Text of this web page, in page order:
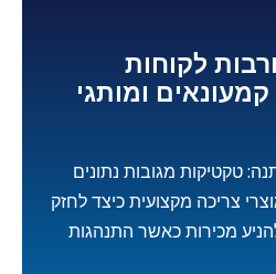
לקוחות
ומותגי
טקטיקות מגובות נתונים
צריכה מקצועית כיצד לחזק
מכירות כאשר התנהגות